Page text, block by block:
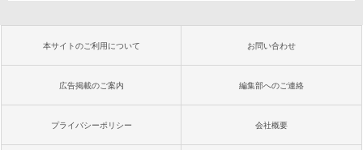
本サイトのご利用について お問い合わせ
広告掲載のご案内 編集部へのご連絡
プライバシーポリシー 会社概要